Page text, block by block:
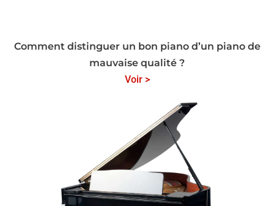
Comment distinguer un bon piano d’un piano de
mauvaise qualité ?
Voir >